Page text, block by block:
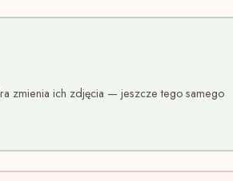
zmienia ich zdjęcia — jeszcze tego samego